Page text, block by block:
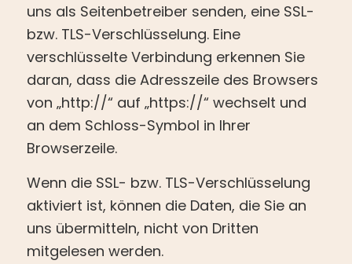
uns als Seitenbetreiber senden, eine SSL-
bzw. TLS-Verschlüsselung. Eine
verschlüsselte Verbindung erkennen Sie
daran, dass die Adresszeile des Browsers
von „http://“ auf „https://“ wechselt und
an dem Schloss-Symbol in Ihrer
Browserzeile.
Wenn die SSL- bzw. TLS-Verschlüsselung
aktiviert ist, können die Daten, die Sie an
uns übermitteln, nicht von Dritten
mitgelesen werden.